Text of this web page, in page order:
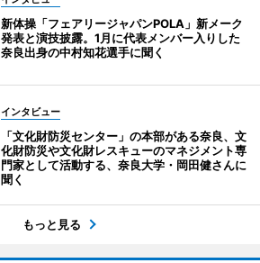
新体操「フェアリージャパンPOLA」新メーク
発表と演技披露。1月に代表メンバー入りした
奈良出身の中村知花選手に聞く
インタビュー
「文化財防災センター」の本部がある奈良、文
化財防災や文化財レスキューのマネジメント専
門家として活動する、奈良大学・岡田健さんに
聞く
もっと見る